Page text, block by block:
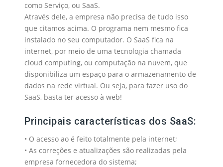
como Serviço, ou SaaS.
Através dele, a empresa não precisa de tudo isso
que citamos acima. O programa nem mesmo fica
instalado no seu computador. O SaaS fica na
internet, por meio de uma tecnologia chamada
cloud computing, ou computação na nuvem, que
disponibiliza um espaço para o armazenamento de
dados na rede virtual. Ou seja, para fazer uso do
SaaS, basta ter acesso à web!
Principais características dos SaaS:
• O acesso ao é feito totalmente pela internet;
• As correções e atualizações são realizadas pela
empresa fornecedora do sistema;